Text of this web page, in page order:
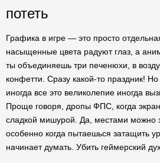
потеть
Графика в игре — это просто
насыщенные цвета радуют глаз, а
ты объединяешь три печенюхи, в
конфетти. Сразу какой-то праздник! Но
иногда все это великолепие иногда
Проще говоря, дропы ФПС, когда экран
сладкой мишурой. Да, местами можно
особенно когда пытаешься затащить
начинает думать. Убить геймерский